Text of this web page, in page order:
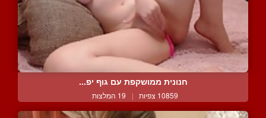
חנונית ממושקפת עם גוף יפ...
10859 צפיות | 19 המלצות